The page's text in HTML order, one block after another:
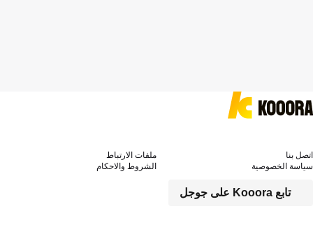
تابع Kooora على جوجل
اتصل بنا
ملفات الارتباط
سياسة الخصوصية
الشروط والاحكام